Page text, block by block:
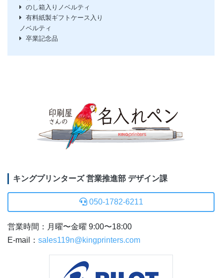
のし箱入りノベルティ
有料紙製ギフトケース入り
ノベルティ
卒業記念品
キングプリンターズ 営業推進部 デザイン課
050-1782-6211
営業時間：月曜〜金曜 9:00〜18:00
E-mail： sales119n@kingprinters.com